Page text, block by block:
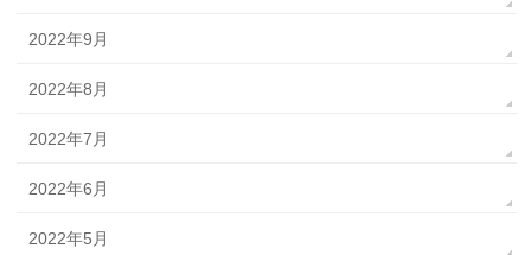
2022年9月
2022年8月
2022年7月
2022年6月
2022年5月